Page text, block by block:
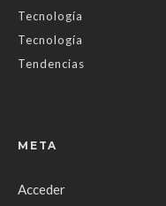
Tecnología
Tecnología
Tendencias
META
Acceder